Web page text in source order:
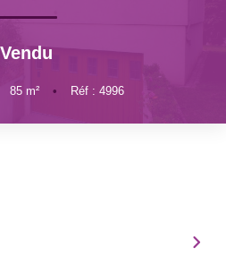
VENDUS
Vendu
85 m² • Réf : 4996